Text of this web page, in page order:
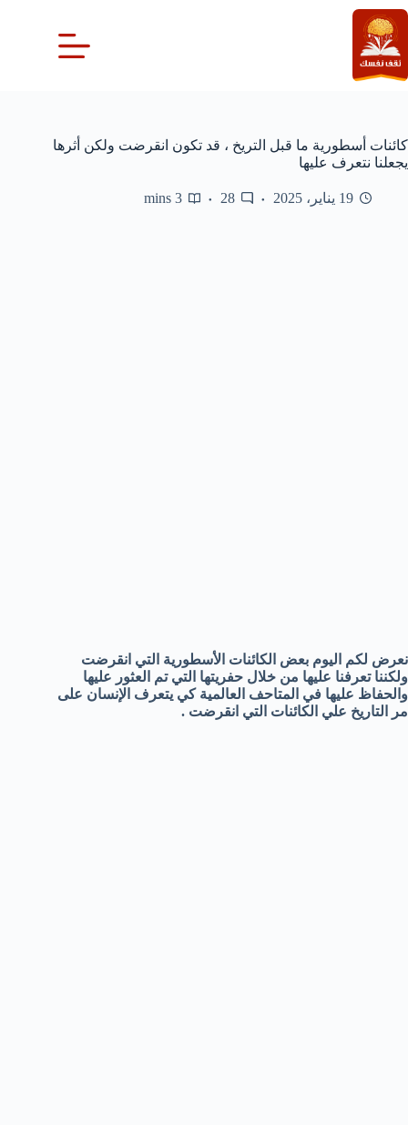
التجاوز
إلى
المحتوى
كائنات أسطورية ما قبل التريخ ، قد تكون انقرضت ولكن أثرها
يجعلنا نتعرف عليها
19 يناير، 2025 28
3 mins
نعرض لكم اليوم بعض الكائنات الأسطورية التي انقرضت
ولكننا تعرفنا عليها من خلال حفريتها التي تم العثور عليها
والحفاظ عليها في المتاحف العالمية كي يتعرف الإنسان على
مر التاريخ علي الكائنات التي انقرضت .